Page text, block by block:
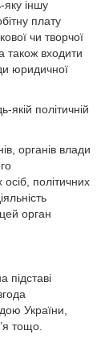
яку іншу
плату
чи творчої
також входити
юридичної
політичній
органів влади
політичних
орган
підставі
України,
тощо.